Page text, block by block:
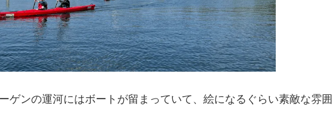
ゲンの運河にはボートが留まっていて、絵になるぐらい素敵な雰囲